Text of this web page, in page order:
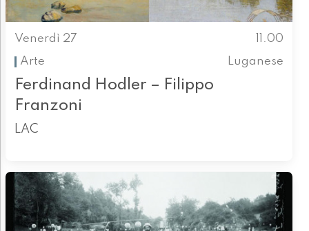
Venerdì 27
11.00
Arte
Luganese
Ferdinand Hodler – Filippo
Franzoni
LAC